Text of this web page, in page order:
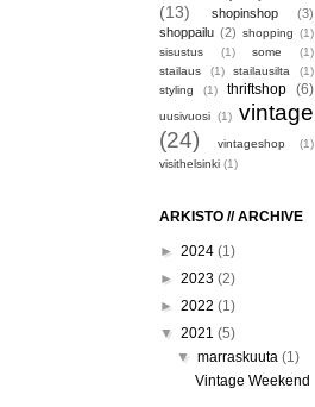
(13)
shopinshop
(3)
shoppailu (2) shopping (1)
sisustus
(1) some
(1)
stailaus
(1) stailausilta
(1)
styling
(1) thriftshop (6)
uusivuosi (1) vintage
(24)
vintageshop
(1)
visithelsinki (1)
ARKISTO // ARCHIVE
► 2024 (1)
► 2023 (2)
► 2022 (1)
▼ 2021 (5)
▼marraskuuta(1)
Vintage Weekend